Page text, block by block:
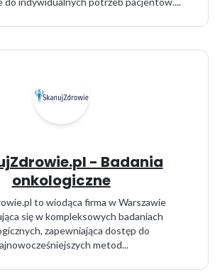
- Badania
onkologiczne
to wiodąca firma w Warszawie
się w kompleksowych badaniach
zapewniająca dostęp do
metod...